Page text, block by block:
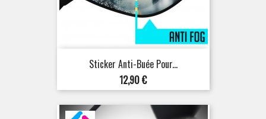
Sticker Anti-Buée Pour...
Prix
12,90 €